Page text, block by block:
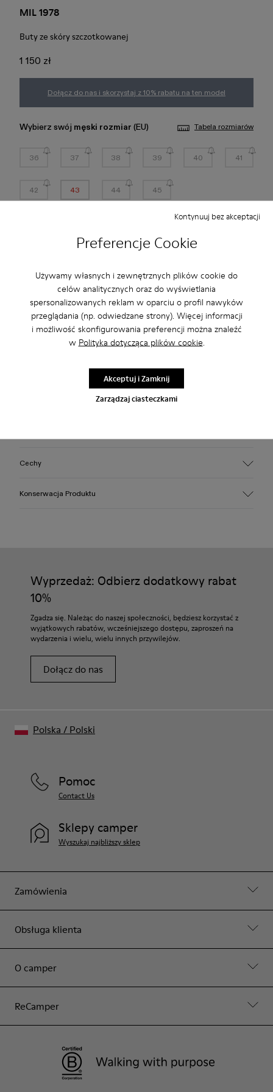
Preferencje Cookie
Używamy własnych i zewnętrznych plików cookie do
celów analitycznych oraz do wyświetlania
spersonalizowanych reklam w oparciu o profil nawyków
przeglądania (np. odwiedzane strony). Więcej informacji
i możliwość skonfigurowania preferencji można znaleźć
w Polityka dotycząca plików cookie.
Zarządzaj ciasteczkami
Kontynuuj bez akceptacji
Akceptuj i Zamknij
MIL 1978
Buty ze skóry szczotkowanej
1 150 zł
Dołącz do nas i skorzystaj z 10% rabatu na ten model
Wybierz swój męski rozmiar (EU) Tabela rozmiarów
36 37 38 39 40 41
42 43 44 45
Dodaj do koszyka
Skorzystaj z bezpłatnej dostawy standardowej i do sklepu
przy zakupach powyżej200 PLN
2-letni okres gwarancji.
Trójkolorowe sznurowane buty ze skóry, z wkładkami
Cechy
100% skóra (złoty certyfikat LWG)
- Wkładka OrthoLite® Recycled™
Podszewka
bawełna z recyklingu - 20% wiskoza)
Konserwacja Produktu
Szczegółowe instrukcje dotyczące pielęgnacji butów można
znaleźć w naszym
Przewodniku po pielęgnacji obuwia
Wyprzedaż: Odbierz dodatkowy rabat
10%
Zgadza się. Należąc do naszej społeczności, będziesz korzystać z
wyjątkowych rabatów, wcześniejszego dostępu, zaproszeń na
wydarzenia i wielu, wielu innych przywilejów.
Dołącz do nas
Zamówienia
Obsługa klienta
O camper
ReCamper
Pomoc
Contact Us
Sklepy camper
Wyszukaj najbliższy sklep
Polska / Polski